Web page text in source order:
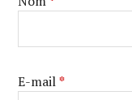
E-mail*